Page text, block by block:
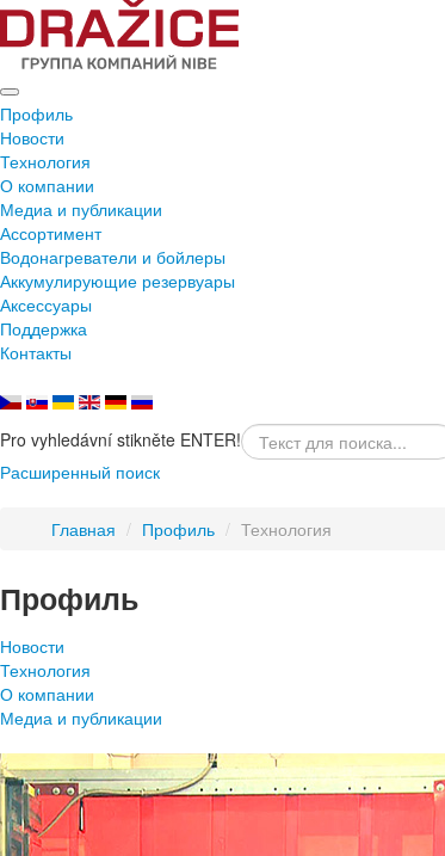
Профиль
Новости
Технология
О компании
Медиа и публикации
Ассортимент
Водонагреватели и бойлеры
Аккумулирующие резервуары
Аксессуары
Поддержка
Контакты
Pro vyhledávní stikněte ENTER!
Расширенный поиск
Главная / Профиль / Технология
Профиль
Новости
Технология
О компании
Медиа и публикации